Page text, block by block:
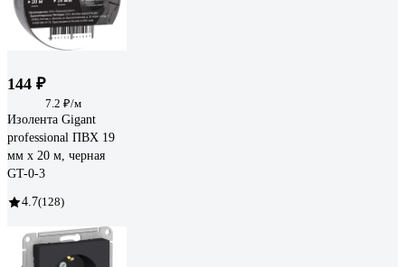
144 ₽
7.2 ₽/м
Изолента Gigant
professional ПВХ 19
мм х 20 м, черная
GT-0-3
4.7(128)